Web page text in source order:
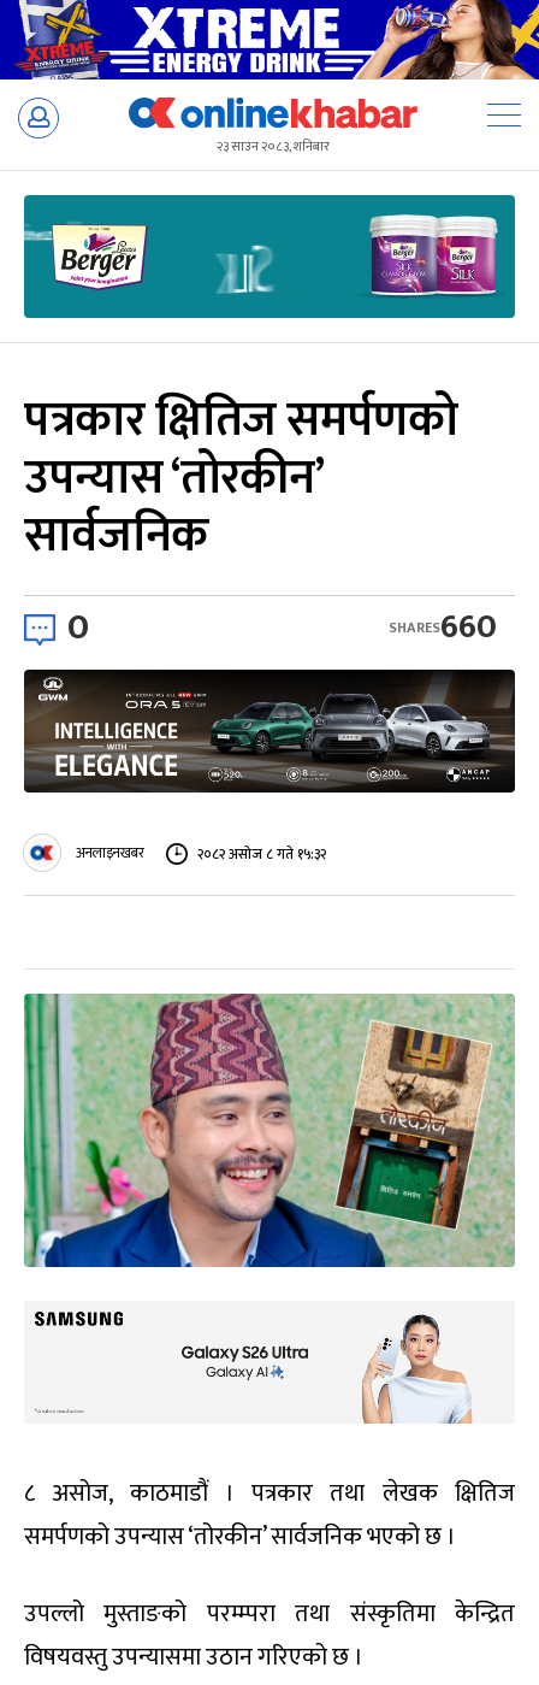
Skip
२३ साउन २०८३, शनिबार
पत्रकार क्षितिज समर्पणको
उपन्यास ‘तोरकीन’
सार्वजनिक
0 660
SHARES
अनलाइनखबर २०८२ असोज ८ गते १५:३२
८ असोज, काठमाडौं । पत्रकार तथा लेखक क्षितिज
समर्पणको उपन्यास ‘तोरकीन’ सार्वजनिक भएको छ ।
उपल्लो मुस्ताङको परम्म्परा तथा संस्कृतिमा केन्द्रित
विषयवस्तु उपन्यासमा उठान गरिएको छ ।